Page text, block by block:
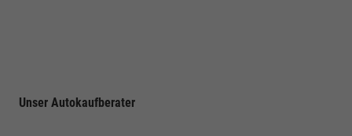
Unser Autokaufberater